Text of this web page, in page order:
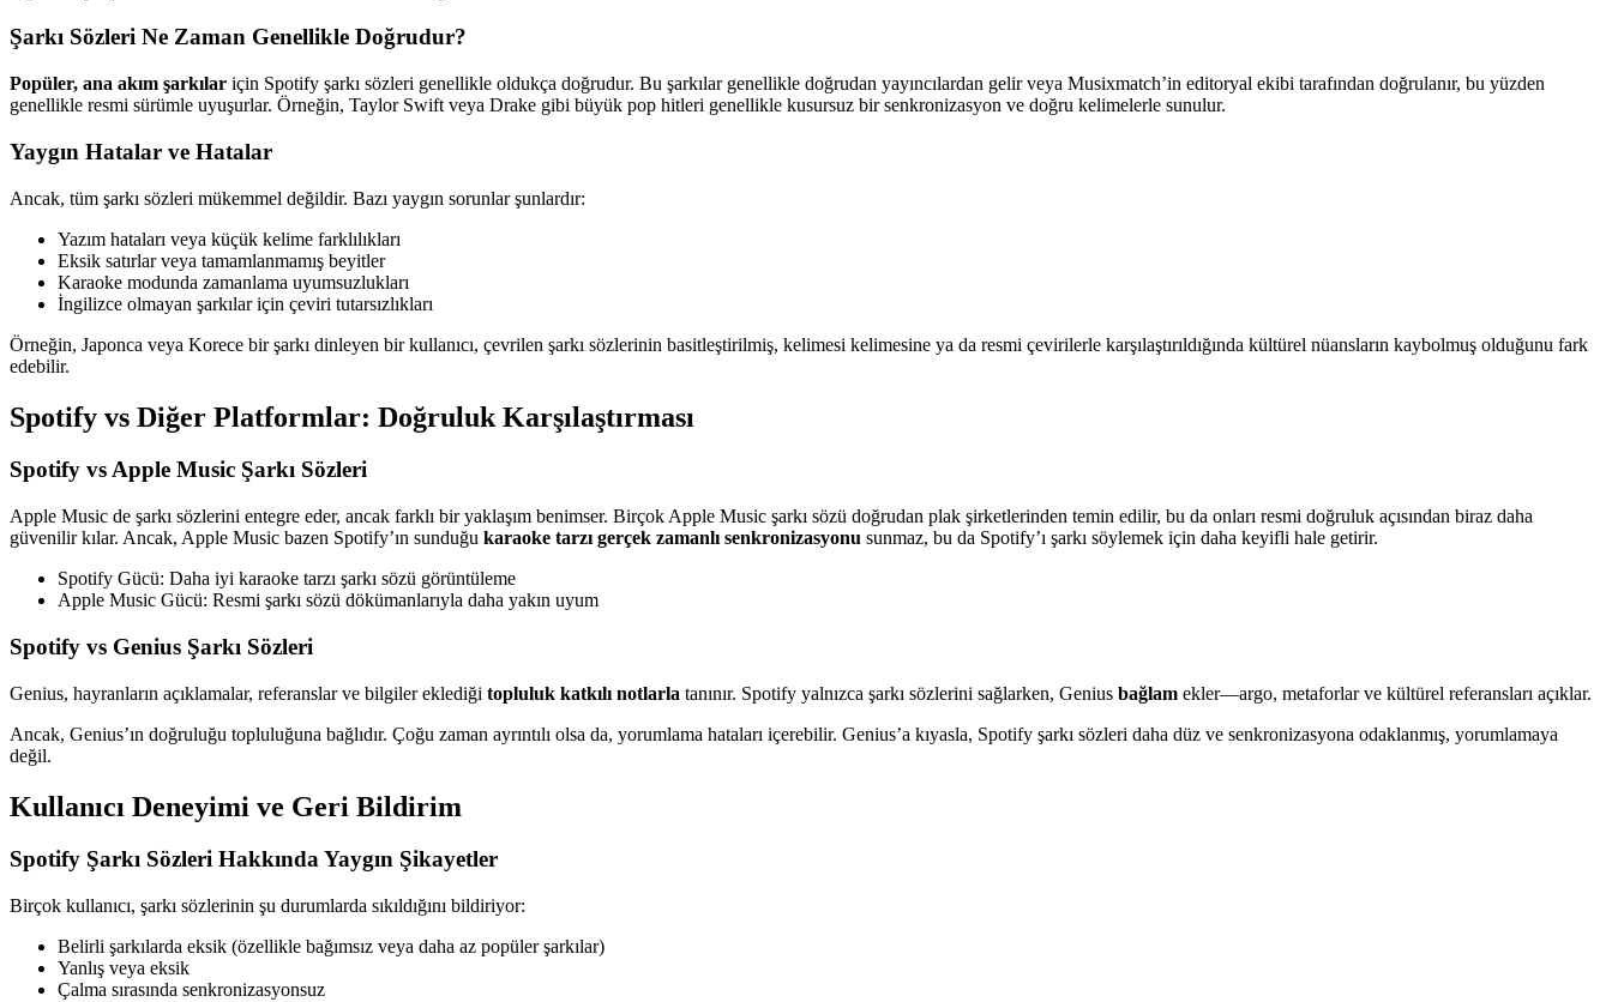
Şarkı Sözleri Ne Zaman Genellikle Doğrudur?
Popüler, ana akım şarkılar için Spotify şarkı sözleri genellikle oldukça doğrudur. Bu şarkılar genellikle doğrudan yayıncılardan gelir veya Musixmatch’in editoryal ekibi tarafından doğrulanır, bu yüzden
genellikle resmi sürümle uyuşurlar. Örneğin, Taylor Swift veya Drake gibi büyük pop hitleri genellikle kusursuz bir senkronizasyon ve doğru kelimelerle sunulur.
Yaygın Hatalar ve Hatalar
Ancak, tüm şarkı sözleri mükemmel değildir. Bazı yaygın sorunlar şunlardır:
Yazım hataları veya küçük kelime farklılıkları
Eksik satırlar veya tamamlanmamış beyitler
Karaoke modunda zamanlama uyumsuzlukları
İngilizce olmayan şarkılar için çeviri tutarsızlıkları
Örneğin, Japonca veya Korece bir şarkı dinleyen bir kullanıcı, çevrilen şarkı sözlerinin basitleştirilmiş, kelimesi kelimesine ya da resmi çevirilerle karşılaştırıldığında kültürel nüansların kaybolmuş olduğunu fark
edebilir.
Spotify vs Diğer Platformlar: Doğruluk Karşılaştırması
Spotify vs Apple Music Şarkı Sözleri
Apple Music de şarkı sözlerini entegre eder, ancak farklı bir yaklaşım benimser. Birçok Apple Music şarkı sözü doğrudan plak şirketlerinden temin edilir, bu da onları resmi doğruluk açısından biraz daha
güvenilir kılar. Ancak, Apple Music bazen Spotify’ın sunduğu karaoke tarzı gerçek zamanlı senkronizasyonu sunmaz, bu da Spotify’ı şarkı söylemek için daha keyifli hale getirir.
Spotify Gücü: Daha iyi karaoke tarzı şarkı sözü görüntüleme
Apple Music Gücü: Resmi şarkı sözü dökümanlarıyla daha yakın uyum
Spotify vs Genius Şarkı Sözleri
Genius, hayranların açıklamalar, referanslar ve bilgiler eklediği topluluk katkılı notlarla tanınır. Spotify yalnızca şarkı sözlerini sağlarken, Genius bağlam ekler—argo, metaforlar ve kültürel referansları açıklar.
Ancak, Genius’ın doğruluğu topluluğuna bağlıdır. Çoğu zaman ayrıntılı olsa da, yorumlama hataları içerebilir. Genius’a kıyasla, Spotify şarkı sözleri daha düz ve senkronizasyona odaklanmış, yorumlamaya
değil.
Kullanıcı Deneyimi ve Geri Bildirim
Spotify Şarkı Sözleri Hakkında Yaygın Şikayetler
Birçok kullanıcı, şarkı sözlerinin şu durumlarda sıkıldığını bildiriyor:
Belirli şarkılarda eksik (özellikle bağımsız veya daha az popüler şarkılar)
Yanlış veya eksik
Çalma sırasında senkronizasyonsuz